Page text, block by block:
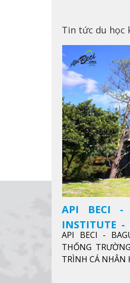
Tin tức du học
API BECI -
INSTITUTE
ANH CHUẨN
API BECI -
THỐNG
TRÌNH CÁ NHÂN